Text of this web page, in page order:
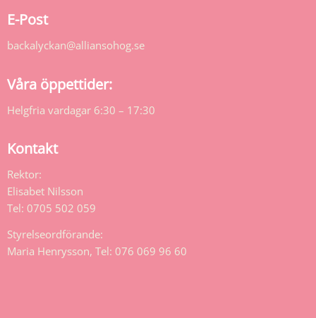
E-Post
backalyckan@alliansohog.se
Våra öppettider:
Helgfria vardagar 6:30 – 17:30
Kontakt
Rektor:
Elisabet Nilsson
Tel: 0705 502 059
Styrelseordförande:
Maria Henrysson, Tel: 076 069 96 60